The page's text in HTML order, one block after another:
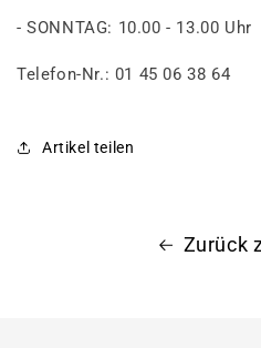
- SONNTAG: 10.00 - 13.00 Uhr
Telefon-Nr.: 01 45 06 38 64
Artikel teilen
Zurück